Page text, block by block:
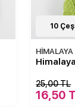
6
HİMALAYA
110,00 TL
64,99